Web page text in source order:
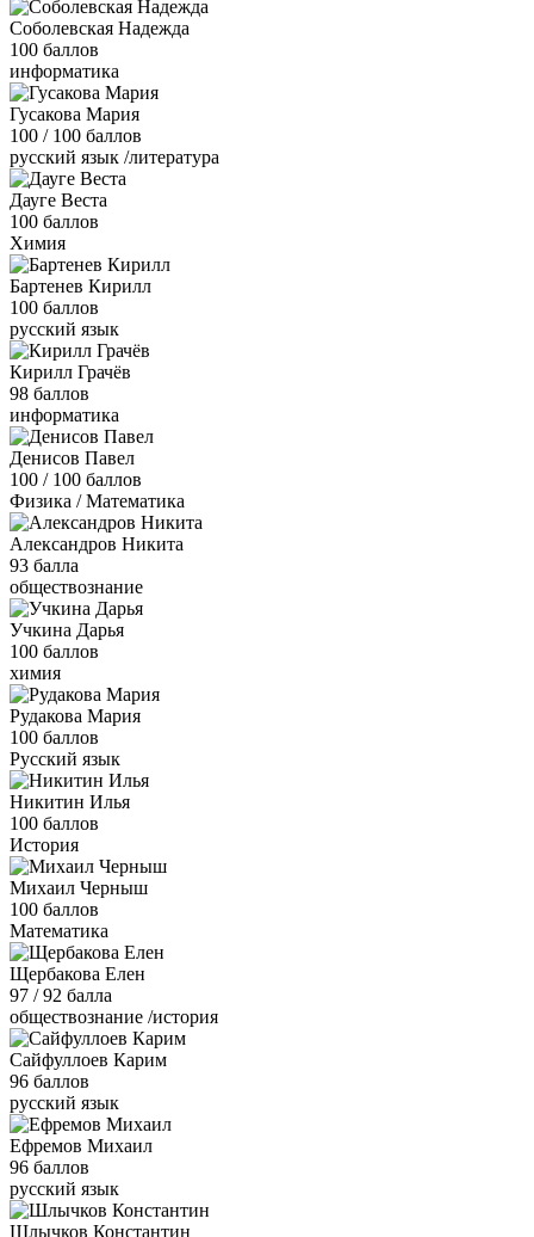
Соболевская Надежда
100 баллов
информатика
Гусакова Мария
100 / 100 баллов
русский язык /литература
Дауге Веста
100 баллов
Химия
Бартенев Кирилл
100 баллов
русский язык
Кирилл Грачёв
98 баллов
информатика
Денисов Павел
100 / 100 баллов
Физика / Математика
Александров Никита
93 балла
обществознание
Учкина Дарья
100 баллов
химия
Рудакова Мария
100 баллов
Русский язык
Никитин Илья
100 баллов
История
Михаил Черныш
100 баллов
Математика
Щербакова Елен
97 / 92 балла
обществознание /история
Сайфуллоев Карим
96 баллов
русский язык
Ефремов Михаил
96 баллов
русский язык
Шлычков Константин